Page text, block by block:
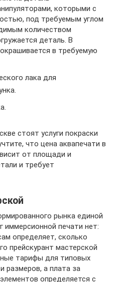
которыми с
под требуемым углом
количеством
деталь. В
в требуемую
лака для
стоят услуги покраски
что цена аквапечати в
от площади и
и требует
рынка единой
иммерсионной печати нет:
определяет, сколько
прейскурант мастерской
тарифы для типовых
размеров, а плата за
определяется с